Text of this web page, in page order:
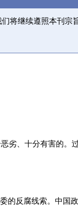
们将继续遵照本刊宗
劣、十分有害的。
的反腐线索。中国